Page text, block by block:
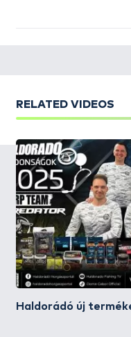
RELATED VIDEOS
Haldorádó új